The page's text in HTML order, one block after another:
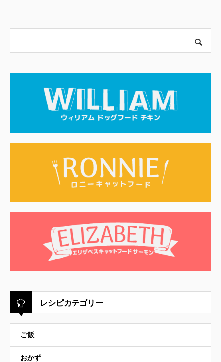
レシピカテゴリー
ご飯
おかず